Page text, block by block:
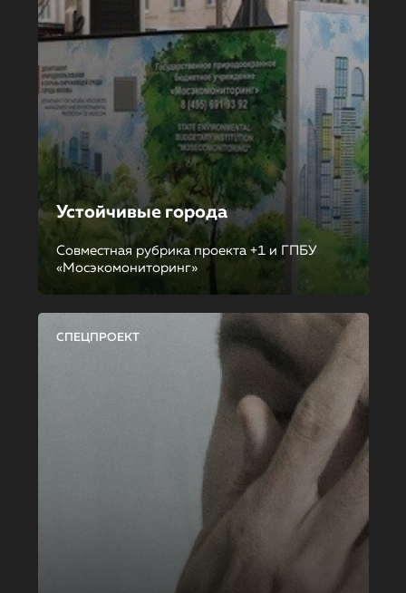
Устойчивые города
Совместная рубрика проекта +1 и ГПБУ
«Мосэкомониторинг»
СПЕЦПРОЕКТ